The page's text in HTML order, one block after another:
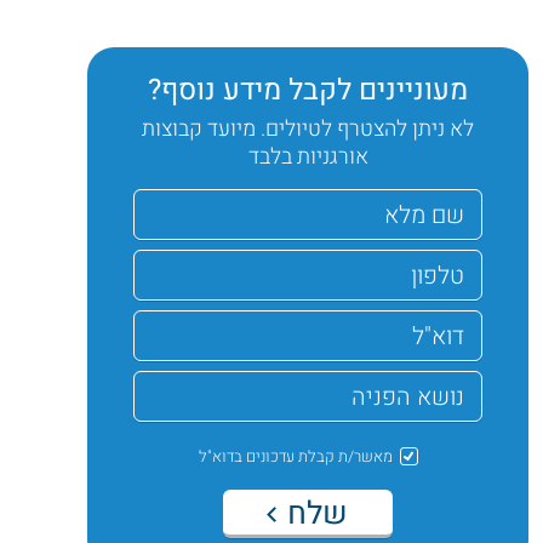
מעוניינים לקבל מידע נוסף?
לא ניתן להצטרף לטיולים. מיועד קבוצות
אורגניות בלבד
מאשר/ת קבלת עדכונים בדוא"ל
שלח